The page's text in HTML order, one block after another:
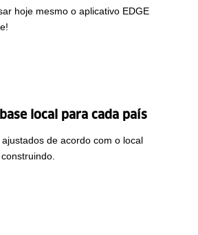
hoje mesmo o aplicativo EDGE
local para cada país
ajustados de acordo com o local